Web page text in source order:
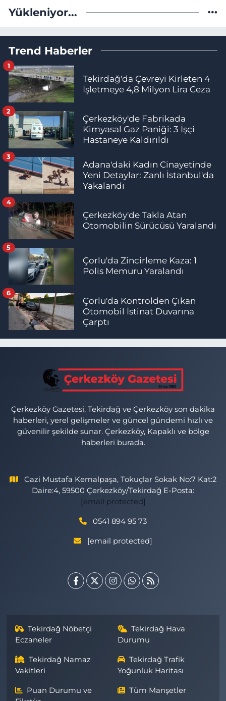
Yükleniyor...
Trend Haberler
Tekirdağ'da Çevreyi Kirleten 4
İşletmeye 4,8 Milyon Lira Ceza
1
Çerkezköy'de Fabrikada
Kimyasal Gaz Paniği: 3 İşçi
Hastaneye Kaldırıldı
2
Adana'daki Kadın Cinayetinde
Yeni Detaylar: Zanlı İstanbul'da
Yakalandı
3
Çerkezköy'de Takla Atan
Otomobilin Sürücüsü Yaralandı
4
Çorlu'da Zincirleme Kaza: 1
Polis Memuru Yaralandı
5
Çorlu'da Kontrolden Çıkan
Otomobil İstinat Duvarına
Çarptı
6
Çerkezköy Gazetesi, Tekirdağ ve Çerkezköy son dakika
haberleri, yerel gelişmeler ve güncel gündemi hızlı ve
güvenilir şekilde sunar. Çerkezköy, Kapaklı ve bölge
haberleri burada.
Gazi Mustafa Kemalpaşa, Tokuçlar Sokak No:7 Kat:2
Daire:4, 59500 Çerkezköy/Tekirdağ E-Posta:
[email protected]
0541 894 95 73
[email protected]
Tekirdağ Nöbetçi
Eczaneler
Tekirdağ Hava
Durumu
Tekirdağ Namaz
Vakitleri
Tekirdağ Trafik
Yoğunluk Haritası
Puan Durumu ve
Tüm Manşetler